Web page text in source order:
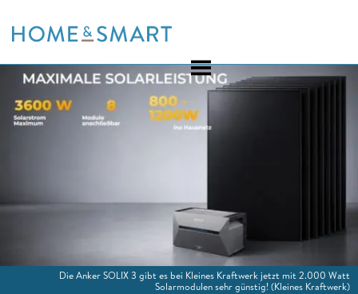
to
Die Anker SOLIX 3 gibt es bei Kleines Kraftwerk jetzt mit 2.000 Watt
Solarmodulen sehr günstig!(Kleines Kraftwerk)